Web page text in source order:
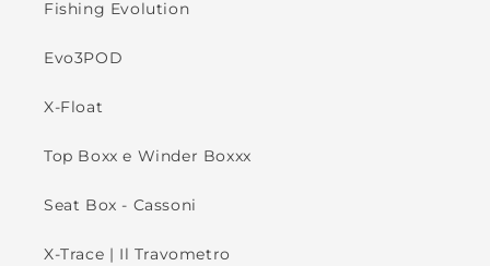
Fishing Evolution
Evo3POD
X-Float
Top Boxx e Winder Boxxx
Seat Box - Cassoni
X-Trace | Il Travometro